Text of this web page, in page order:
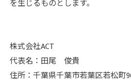
を生じるものとします。
株式会社ACT
代表名：田尾 俊貴
住所：千葉県千葉市若葉区若松町